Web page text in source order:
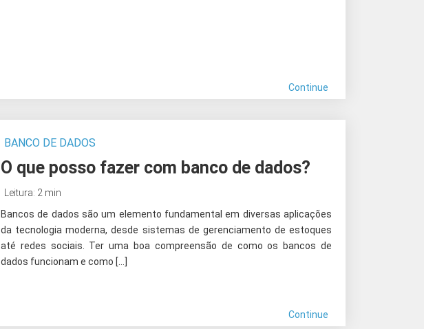
Continue
BANCO DE DADOS
O que posso fazer com banco de dados?
Leitura: 2 min
Bancos de dados são um elemento fundamental em diversas aplicações
da tecnologia moderna, desde sistemas de gerenciamento de estoques
até redes sociais. Ter uma boa compreensão de como os bancos de
dados funcionam e como […]
Continue